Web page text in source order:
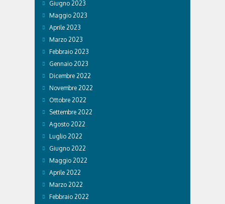
Giugno 2023
Maggio 2023
Aprile 2023
Marzo 2023
Febbraio 2023
Gennaio 2023
Dicembre 2022
Novembre 2022
Ottobre 2022
Settembre 2022
Agosto 2022
Luglio 2022
Giugno 2022
Maggio 2022
Aprile 2022
Marzo 2022
Febbraio 2022